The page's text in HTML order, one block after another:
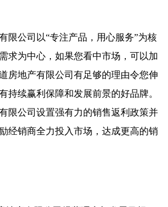
限公司以“专注产品，用心服务”为核
求为中心，如果您看中市场，可以加
房地产有限公司有足够的理由令您伸
持续赢利保障和发展前景的好品牌。
限公司设置强有力的销售返利政策并
经销商全力投入市场，达成更高的销